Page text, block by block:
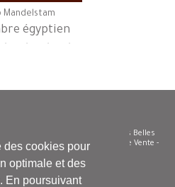
des cookies pour
optimale et des
En poursuivant
Mandelstam
égyptien
332 - Diffusion/distribution : Les Belles
contacter-Conditions Générales de Vente -
- Cookies